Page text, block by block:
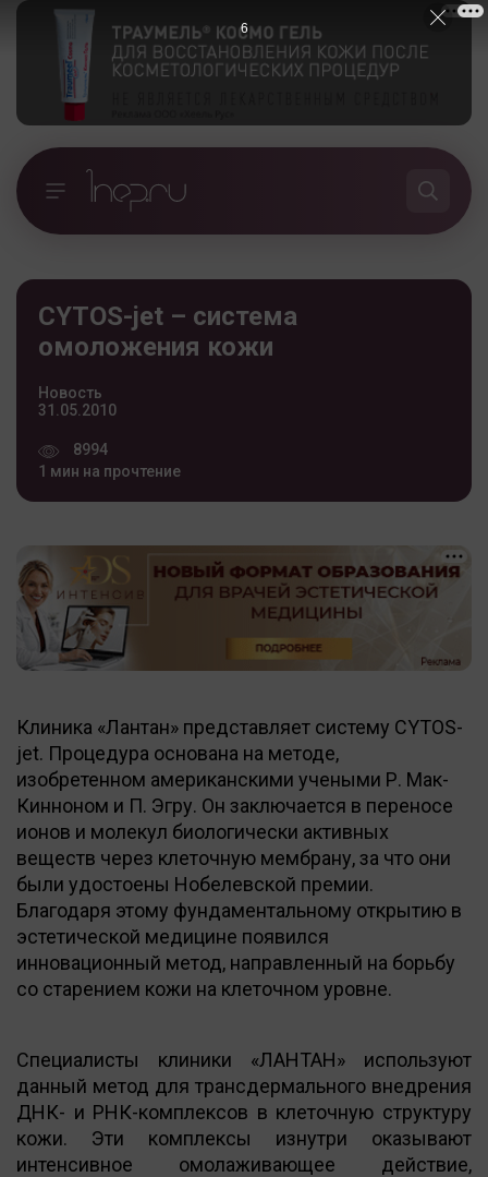
CYTOS-jet – система
омоложения кожи
Новость
31.05.2010
8994
1 мин на прочтение
Клиника «Лантан» представляет систему CYTOS-
jet. Процедура основана на методе,
изобретенном американскими учеными Р. Мак-
Кинноном и П. Эгру. Он заключается в переносе
ионов и молекул биологически активных
веществ через клеточную мембрану, за что они
были удостоены Нобелевской премии.
Благодаря этому фундаментальному открытию в
эстетической медицине появился
инновационный метод, направленный на борьбу
со старением кожи на клеточном уровне.
Специалисты клиники «ЛАНТАН» используют
данный метод для трансдермального внедрения
ДНК- и РНК-комплексов в клеточную структуру
кожи. Эти комплексы изнутри оказывают
интенсивное омолаживающее действие,
5